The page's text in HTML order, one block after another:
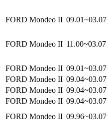
FORD Mondeo II 09.01~03.07
FORD Mondeo II 11.00~03.07
FORD Mondeo II 09.01~03.07
FORD Mondeo II 09.04~03.07
FORD Mondeo II 09.04~03.07
FORD Mondeo II 09.04~03.07
FORD Mondeo II 09.96~03.07